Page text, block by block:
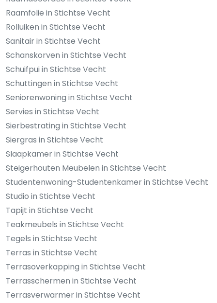
Raamfolie in Stichtse Vecht
Rolluiken in Stichtse Vecht
Sanitair in Stichtse Vecht
Schanskorven in Stichtse Vecht
Schuifpui in Stichtse Vecht
Schuttingen in Stichtse Vecht
Seniorenwoning in Stichtse Vecht
Servies in Stichtse Vecht
Sierbestrating in Stichtse Vecht
Siergras in Stichtse Vecht
Slaapkamer in Stichtse Vecht
Steigerhouten Meubelen in Stichtse Vecht
Studentenwoning-Studentenkamer in Stichtse Vecht
Studio in Stichtse Vecht
Tapijt in Stichtse Vecht
Teakmeubels in Stichtse Vecht
Tegels in Stichtse Vecht
Terras in Stichtse Vecht
Terrasoverkapping in Stichtse Vecht
Terrasschermen in Stichtse Vecht
Terrasverwarmer in Stichtse Vecht